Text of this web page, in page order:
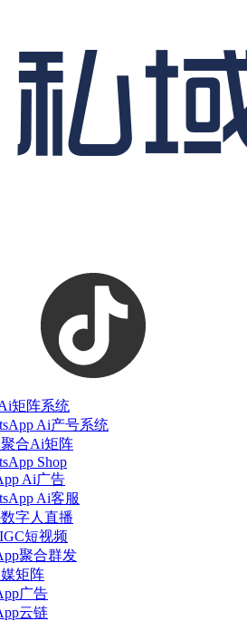
矩阵系统
Ai产号系统
合Ai矩阵
Shop
Ai广告
Ai客服
字人直播
短视频
聚合群发
矩阵
广告
云链